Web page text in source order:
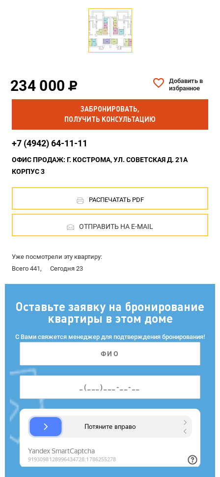
234 000
Добавить в
избранное
ЗАБРОНИРОВАТЬ,
ПОЛУЧИТЬ КОНСУЛЬТАЦИЮ
+7 (4942) 64-11-11
ОФИС ПРОДАЖ: Г. КОСТРОМА, УЛ. СОВЕТСКАЯ Д. 21А
КОРПУС 3
РАСПЕЧАТАТЬ PDF
ОТПРАВИТЬ НА E-MAIL
Уже посмотрели эту квартиру:
Всего 441,
Сегодня 23
Оставьте заявку на бронирование
квартиры в этом доме
С Вами свяжется менеджер для подтверждения бронирования!